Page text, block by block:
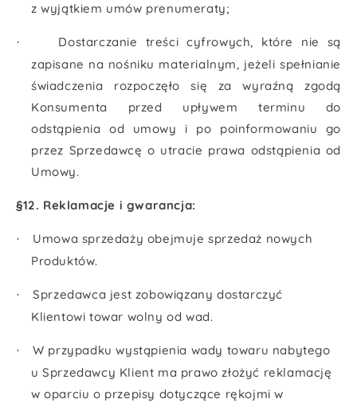
z wyjątkiem umów prenumeraty;
·
Dostarczanie treści cyfrowych, które nie są
zapisane na nośniku materialnym, jeżeli spełnianie
świadczenia rozpoczęło się za wyraźną zgodą
Konsumenta przed upływem terminu do
odstąpienia od umowy i po poinformowaniu go
przez Sprzedawcę o utracie prawa odstąpienia od
Umowy.
§12. Reklamacje i gwarancja:
·
Umowa sprzedaży obejmuje sprzedaż nowych
Produktów.
·
Sprzedawca jest zobowiązany dostarczyć
Klientowi towar wolny od wad.
·
W przypadku wystąpienia wady towaru nabytego
u Sprzedawcy Klient ma prawo złożyć reklamację
w oparciu o przepisy dotyczące rękojmi w